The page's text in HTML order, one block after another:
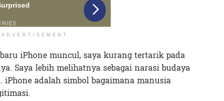
ADVERTISEMENT
iPhone muncul, saya kurang tertarik pada
Saya lebih melihatnya sebagai narasi budaya
adalah simbol bagaimana manusia